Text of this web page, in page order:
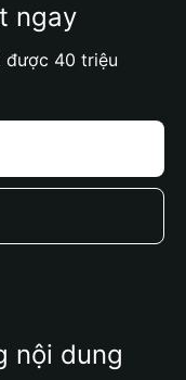
ngay
được 40 triệu
nội dung